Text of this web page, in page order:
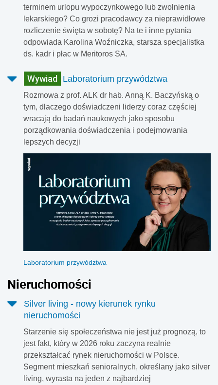
terminem urlopu wypoczynkowego lub zwolnienia
lekarskiego? Co grozi pracodawcy za nieprawidłowe
rozliczenie święta w sobotę? Na te i inne pytania
odpowiada Karolina Woźniczka, starsza specjalistka
ds. kadr i płac w Meritoros SA.
Wywiad Laboratorium przywództwa
Rozmowa z prof. ALK dr hab. Anną K. Baczyńską o
tym, dlaczego doświadczeni liderzy coraz częściej
wracają do badań naukowych jako sposobu
porządkowania doświadczenia i podejmowania
lepszych decyzji
Laboratorium przywództwa
Nieruchomości
Silver living - nowy kierunek rynku
nieruchomości
Starzenie się społeczeństwa nie jest już prognozą, to
jest fakt, który w 2026 roku zaczyna realnie
przekształcać rynek nieruchomości w Polsce.
Segment mieszkań senioralnych, określany jako silver
living, wyrasta na jeden z najbardziej